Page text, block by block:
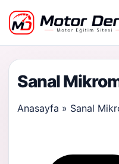
Motor Dersi
Sanal
Anasayfa » Sanal